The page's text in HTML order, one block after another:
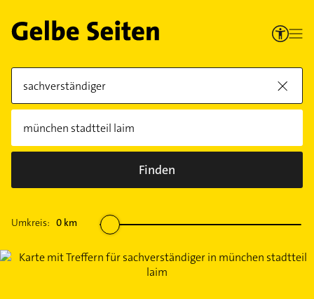
Finden
Umkreis: 0 km